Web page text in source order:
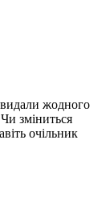
видали жодного
зміниться
очільник